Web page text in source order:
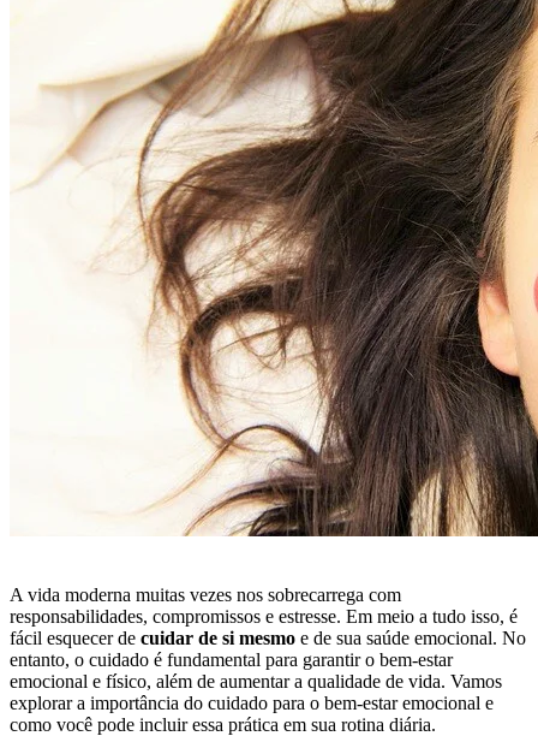
A vida moderna muitas vezes nos sobrecarrega com
responsabilidades, compromissos e estresse. Em meio a tudo isso, é
fácil esquecer de cuidar de si mesmo e de sua saúde emocional. No
entanto, o cuidado é fundamental para garantir o bem-estar
emocional e físico, além de aumentar a qualidade de vida. Vamos
explorar a importância do cuidado para o bem-estar emocional e
como você pode incluir essa prática em sua rotina diária.